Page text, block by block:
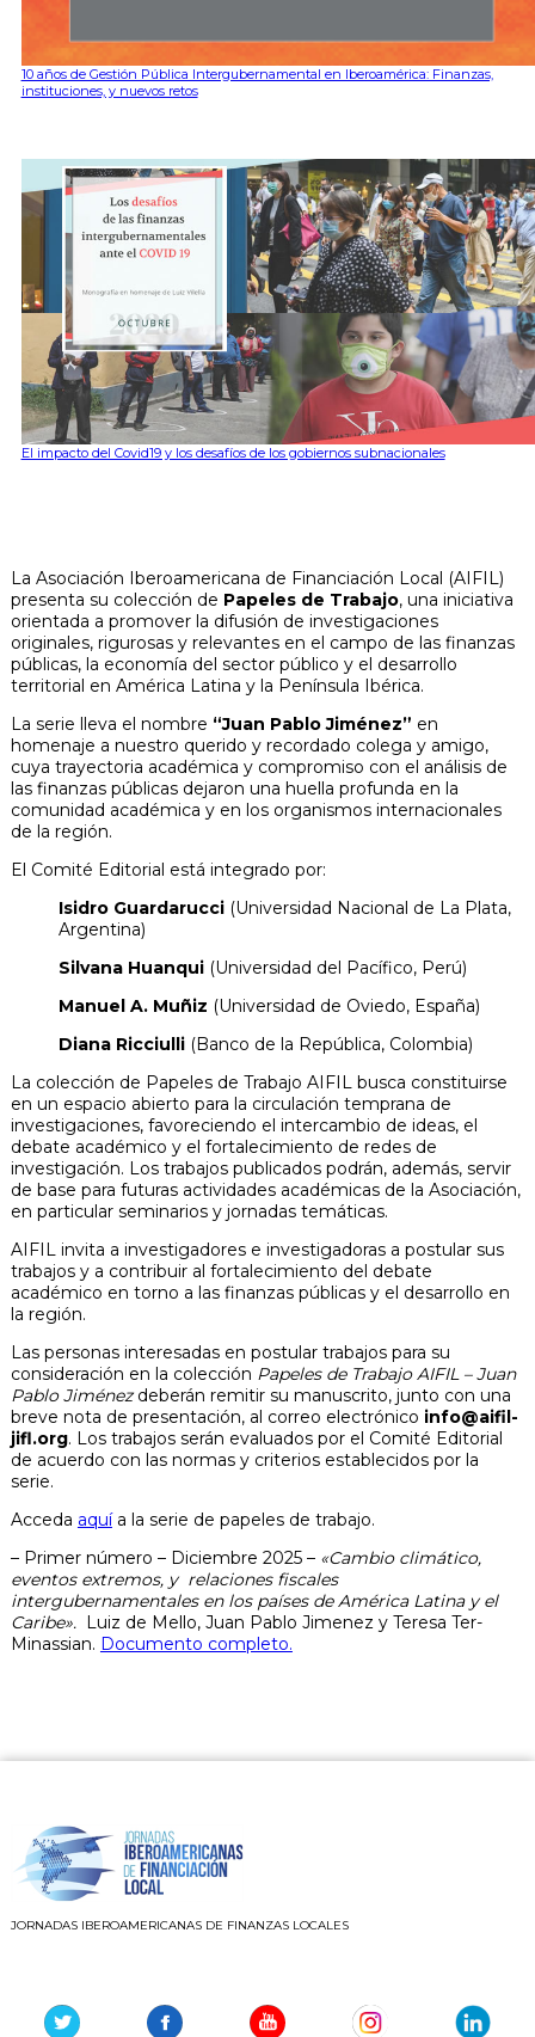
10 años de Gestión Pública Intergubernamental en Iberoamérica: Finanzas,
instituciones, y nuevos retos
El impacto del Covid19 y los desafíos de los gobiernos subnacionales
La Asociación Iberoamericana de Financiación Local (AIFIL)
presenta su colección de Papeles de Trabajo, una iniciativa
orientada a promover la difusión de investigaciones
originales, rigurosas y relevantes en el campo de las finanzas
públicas, la economía del sector público y el desarrollo
territorial en América Latina y la Península Ibérica.
La serie lleva el nombre “Juan Pablo Jiménez” en
homenaje a nuestro querido y recordado colega y amigo,
cuya trayectoria académica y compromiso con el análisis de
las finanzas públicas dejaron una huella profunda en la
comunidad académica y en los organismos internacionales
de la región.
El Comité Editorial está integrado por:
Isidro Guardarucci(Universidad Nacional de La Plata,
Argentina)
Silvana Huanqui(Universidad del Pacífico, Perú)
Manuel A. Muñiz (Universidad de Oviedo, España)
Diana Ricciulli(Banco de la República, Colombia)
La colección de Papeles de Trabajo AIFIL busca constituirse
en un espacio abierto para la circulación temprana de
investigaciones, favoreciendo el intercambio de ideas, el
debate académico y el fortalecimiento de redes de
investigación. Los trabajos publicados podrán, además, servir
de base para futuras actividades académicas de la Asociación,
en particular seminarios y jornadas temáticas.
AIFIL invita a investigadores e investigadoras a postular sus
trabajos y a contribuir al fortalecimiento del debate
académico en torno a las finanzas públicas y el desarrollo en
la región.
Las personas interesadas en postular trabajos para su
consideración en la colección Papeles de Trabajo AIFIL – Juan
Pablo Jiménezdeberán remitir su manuscrito, junto con una
breve nota de presentación, al correo electrónico info@aifil-
jifl.org. Los trabajos serán evaluados por el Comité Editorial
de acuerdo con las normas y criterios establecidos por la
serie.
Acceda aquía la serie de papeles de trabajo.
– Primer número – Diciembre 2025 – «Cambio climático,
eventos extremos, y relaciones fiscales
intergubernamentales en los países de América Latina y el
Caribe». Luiz de Mello, Juan Pablo Jimenez y Teresa Ter-
Minassian. Documento completo.
JORNADAS IBEROAMERICANAS DE FINANZAS LOCALES
Youtube Instagram Linkedin